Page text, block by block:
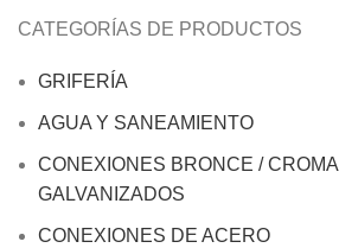
CATEGORÍAS DE PRODUCTOS
GRIFERÍA
AGUA Y SANEAMIENTO
CONEXIONES BRONCE /
GALVANIZADOS
CONEXIONES DE ACERO